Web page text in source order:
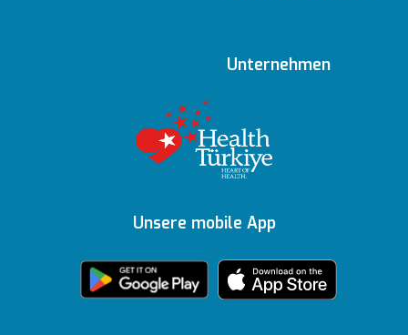
Zertifikate &
Akkreditierungen
Bahçeşehir
Ärzte
Gesundheitsratgeber
Medizinische
Technologien
Online-Termin
wichtig
Häusliche
Unternehmen
Richtlinien
Partnerinstitutionen
Unsere mobile App